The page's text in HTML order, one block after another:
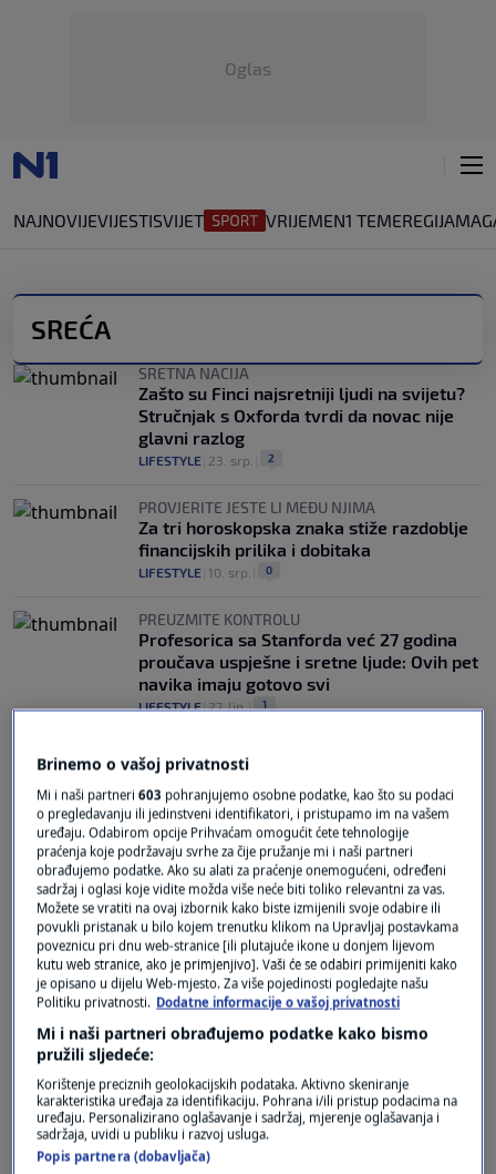
Oglas
NAJNOVIJEVIJESTISVIJET VRIJEMEN1 TEMEREGIJA
SREĆA
SRETNA NACIJA
Zašto su Finci najsretniji ljudi na svijetu?
Stručnjak s Oxforda tvrdi da novac nije
glavni razlog
LIFESTYLE 23. srp. 2
PROVJERITE JESTE LI MEĐU NJIMA
Za tri horoskopska znaka stiže razdoblje
financijskih prilika i dobitaka
LIFESTYLE 10. srp. 0
PREUZMITE KONTROLU
Profesorica sa Stanforda već 27 godina
proučava uspješne i sretne ljude: Ovih pet
navika imaju gotovo svi
LIFESTYLE|27. lip.| 1
Oglas
MIR I SKROMNOST
Ovo je Einsteinova formula za sreću i
uspjeh u životu stara 100 godina
LIFESTYLE|6. svi.| 11
EUDAIMONIJA
Aristotelovih 11 savjeta kako živjeti sretno
Brinemo o vašoj privatnosti
Mi i naši partneri603 pohranjujemo osobne podatke, kao što su podaci
o pregledavanju ili jedinstveni identifikatori, i pristupamo im na vašem
uređaju. Odabirom opcije Prihvaćam omogućit ćete tehnologije
praćenja koje podržavaju svrhe za čije pružanje mi i naši partneri
obrađujemo podatke. Ako su alati za praćenje onemogućeni, određeni
sadržaj i oglasi koje vidite možda više neće biti toliko relevantni za vas.
Možete se vratiti na ovaj izbornik kako biste izmijenili svoje odabire ili
povukli pristanak u bilo kojem trenutku klikom na Upravljaj postavkama
poveznicu pri dnu web-stranice [ili plutajuće ikone u donjem lijevom
kutu web stranice, ako je primjenjivo]. Vaši će se odabiri primijeniti kako
je opisano u dijelu Web-mjesto. Za više pojedinosti pogledajte našu
Politiku privatnosti. Dodatne informacije o vašoj privatnosti
Mi i naši partneri obrađujemo podatke kako bismo
pružili sljedeće:
Korištenje preciznih geolokacijskih podataka. Aktivno skeniranje
karakteristika uređaja za identifikaciju. Pohrana i/ili pristup podacima na
uređaju. Personalizirano oglašavanje i sadržaj, mjerenje oglašavanja i
sadržaja, uvidi u publiku i razvoj usluga.
Popis partnera (dobavljača)